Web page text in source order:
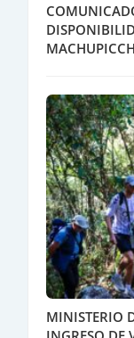
MINISTERIO